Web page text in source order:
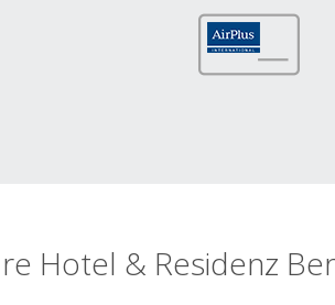
Hotel & Residenz